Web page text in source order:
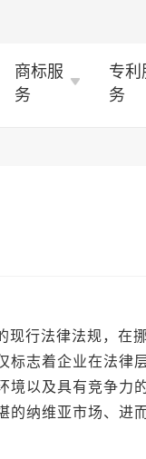
商标服
务
专利
务
行法律法规，在
标志着企业在法律
境以及具有竞争力
的纳维亚市场、进